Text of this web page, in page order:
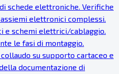
schede elettroniche. Verifiche
elettronici complessi.
e schemi elettrici/cablaggio.
le fasi di montaggio.
su supporto cartaceo e
documentazione di